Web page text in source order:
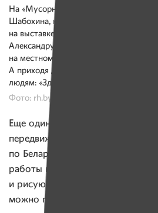
На «Мусорной галерее» была копия
Шабохина, которую художник
на выставке «Имен». Она посвящена
Александру Жидовичу, который
на местном предприятии, делает
А приходя домой, обязательно
людям: «Здесь живет человек».
Фото: rh.by
Еще один проект, который
передвижной арт-центр в
по Беларуси, а уличные
работы на холстах,
и рисуют картины поменьше
можно посмотреть внутри